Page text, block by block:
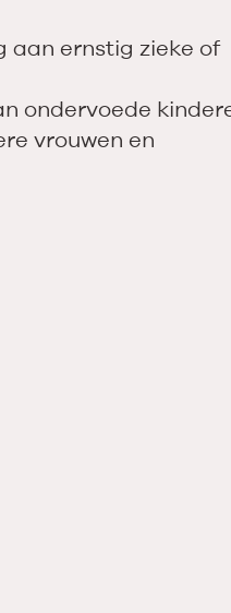
aan ernstig zieke of
ondervoede
vrouwen en